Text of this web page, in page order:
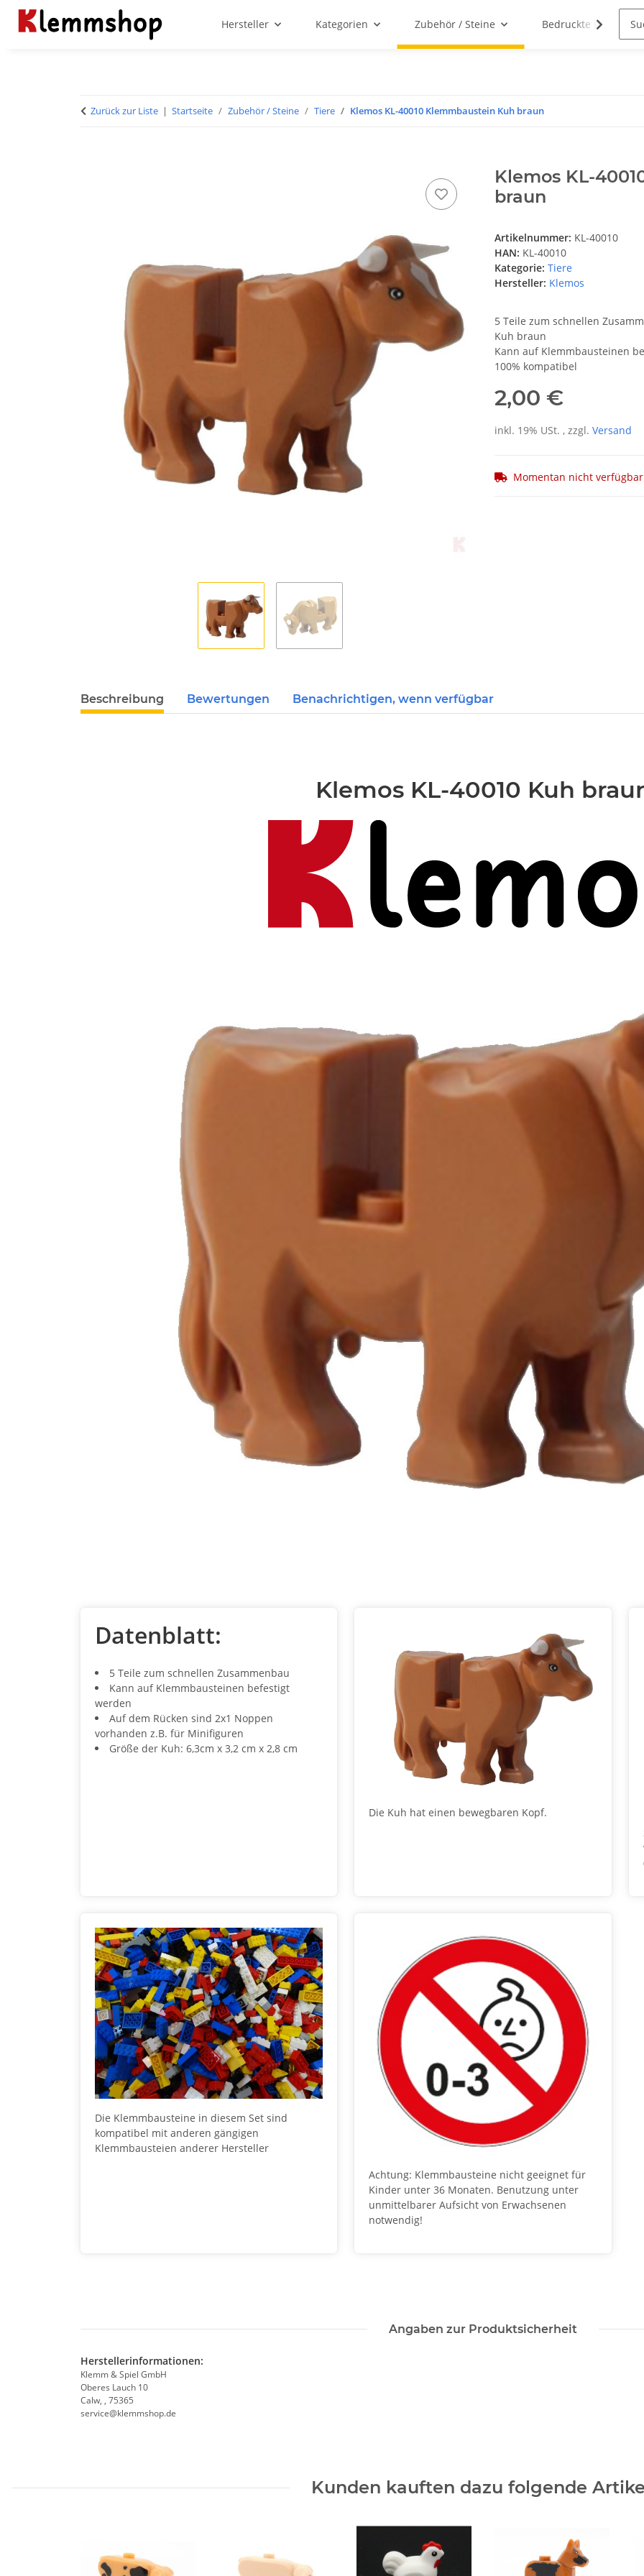
Hersteller Kategorien Zubehör / Steine Bedruckte
Zurück zur Liste Startseite Zubehör / Steine Tiere Klemos KL-40010 Klemmbaustein Kuh braun
Klemos KL-
braun
Artikelnummer: KL-40010
HAN: KL-40010
Kategorie: Tiere
Hersteller: Klemos
5 Teile zum schnellen
Kuh braun
Kann auf Klemmbausteinen
100% kompatibel
2,00 €
inkl. 19% USt. , zzgl. Versand
Momentan nicht verfügbar
Beschreibung Bewertungen Benachrichtigen, wenn verfügbar
Klemos KL-40010 Kuh
Datenblatt:
5 Teile zum schnellen Zusammenbau
Kann auf Klemmbausteinen befestigt
werden
Auf dem Rücken sind 2x1 Noppen
vorhanden z.B. für Minifiguren
Größe der Kuh: 6,3cm x 3,2 cm x 2,8 cm
Die Kuh hat einen bewegbaren Kopf.
Die Klemmbausteine in diesem Set sind
kompatibel mit anderen gängigen
Klemmbausteien anderer Hersteller
Achtung: Klemmbausteine nicht geeignet für
Kinder unter 36 Monaten. Benutzung unter
unmittelbarer Aufsicht von Erwachsenen
notwendig!
Angaben zur Produktsicherheit
Herstellerinformationen:
Klemm & Spiel GmbH
Oberes Lauch 10
Calw, , 75365
service@klemmshop.de
Kunden kauften dazu folgende